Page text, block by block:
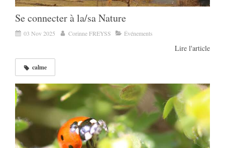
Se connecter à la/sa Nature
03 Nov 2025 Corinne FREYSS Événements
Lire l'article
calme